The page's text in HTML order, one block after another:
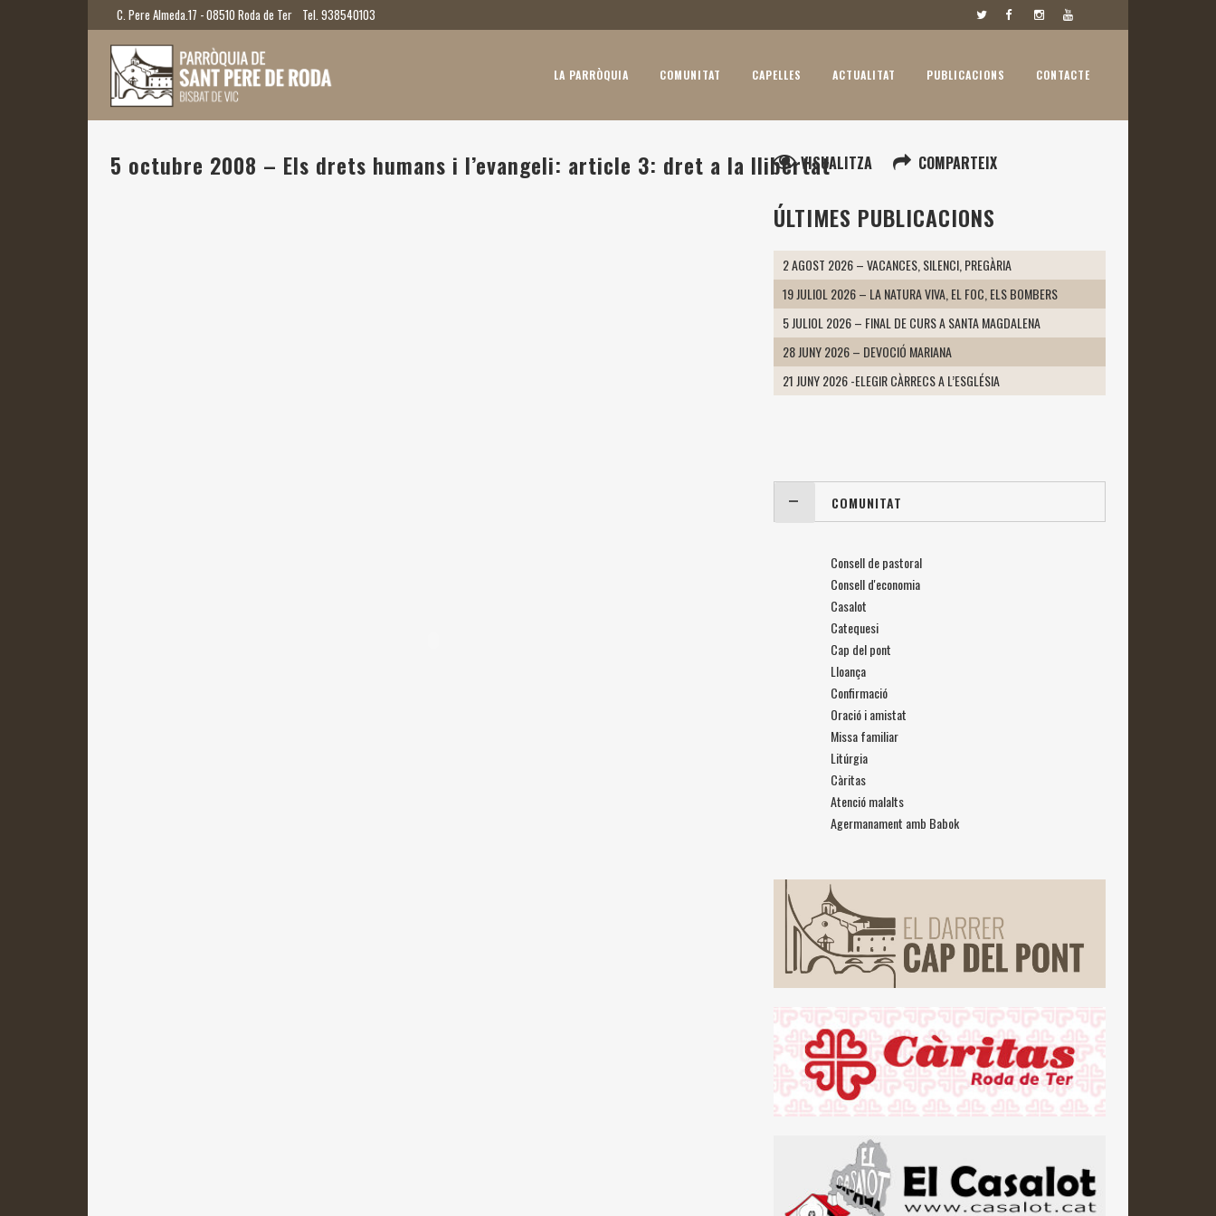
C. Pere Almeda.17 - 08510 Roda de Ter Tel. 938540103
LA PARRÒQUIA COMUNITAT CAPELLES ACTUALITAT PUBLICACIONS CONTACTE
5 octubre 2008 – Els drets humans i l’evangeli: article 3: dret a la llibertatVISUALITZA COMPARTEIX
ÚLTIMES PUBLICACIONS
2 AGOST 2026 – VACANCES, SILENCI, PREGÀRIA
19 JULIOL 2026 – LA NATURA VIVA, EL FOC, ELS BOMBERS
5 JULIOL 2026 – FINAL DE CURS A SANTA MAGDALENA
28 JUNY 2026 – DEVOCIÓ MARIANA
21 JUNY 2026 -ELEGIR CÀRRECS A L’ESGLÉSIA
COMUNITAT
Consell de pastoral
Consell d'economia
Casalot
Catequesi
Cap del pont
Lloança
Confirmació
Oració i amistat
Missa familiar
Litúrgia
Càritas
Atenció malalts
Agermanament amb Babok